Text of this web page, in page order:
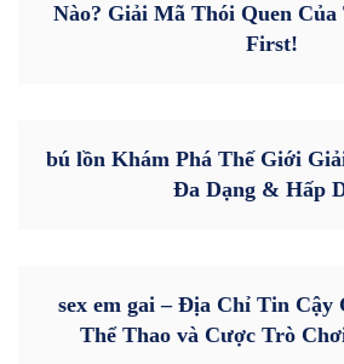
Nào? Giải Mã Thói Quen
First!
bú lồn Khám Phá Thế Giới
Đa Dạng & Hấp
sex em gai – Địa Chỉ Tin Cậy
Thể Thao và Cược Trò